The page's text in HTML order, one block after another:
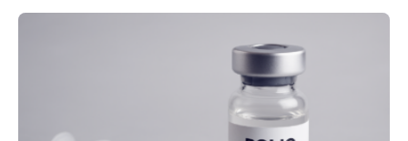
Dringend benötigt werden zielgerichtete Therapien, die
nur Tumorschwachstellen angreifen und normales
Gewebe verschonen. Forschende um Daniel Merk vom
Hertie-Institut für klinische Hirnforschung am